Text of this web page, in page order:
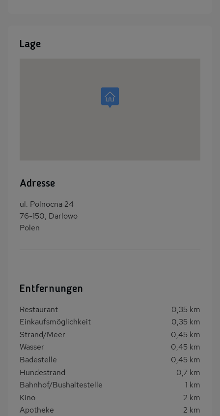
Lage
Adresse
ul. Polnocna 24
76-150, Darlowo
Polen
Entfernungen
Restaurant
0,35 km
Einkaufsmöglichkeit
0,35 km
Strand/Meer
0,45 km
Wasser
0,45 km
Badestelle
0,45 km
Hundestrand
0,7 km
Bahnhof/Bushaltestelle
1 km
Kino
2 km
Apotheke
2 km